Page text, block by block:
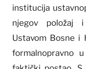
institucija
njegov položaj
Ustavom Bosne i
formalnopravno